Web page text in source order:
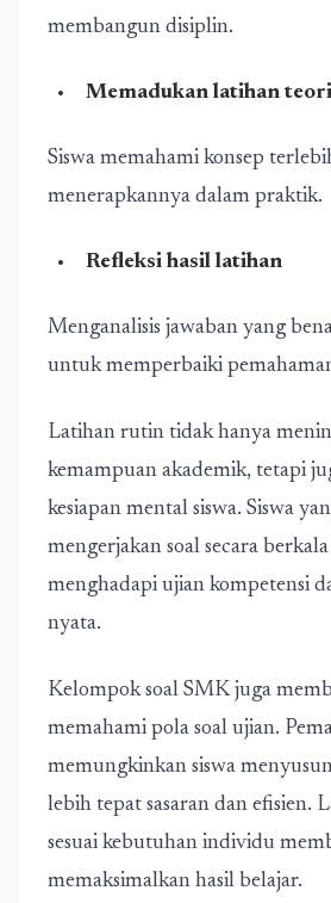
membangun disiplin.
Memadukan latihan
Siswa memahami konsep
menerapkannya dalam praktik.
Refleksi hasil latihan
Menganalisis jawaban yang
untuk memperbaiki
Latihan rutin tidak hanya
kemampuan akademik, tetapi
kesiapan mental siswa. Siswa
mengerjakan soal secara
menghadapi ujian kompetensi
nyata.
Kelompok soal SMK juga
memahami pola soal ujian.
memungkinkan siswa
lebih tepat sasaran dan efisien.
sesuai kebutuhan individu
memaksimalkan hasil belajar.